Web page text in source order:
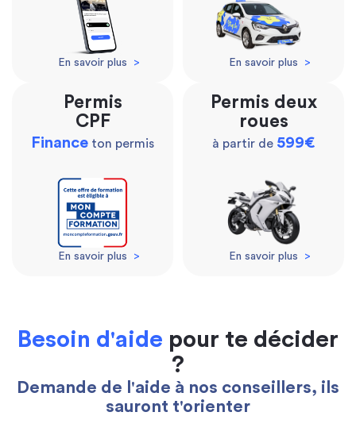
En savoir plus > En savoir plus >
Permis
CPF
Finance ton permis
En savoir plus >
Permis deux
roues
à partir de 599€
En savoir plus >
Besoin d'aide pour te décider
?
Demande de l'aide à nos conseillers, ils
sauront t'orienter